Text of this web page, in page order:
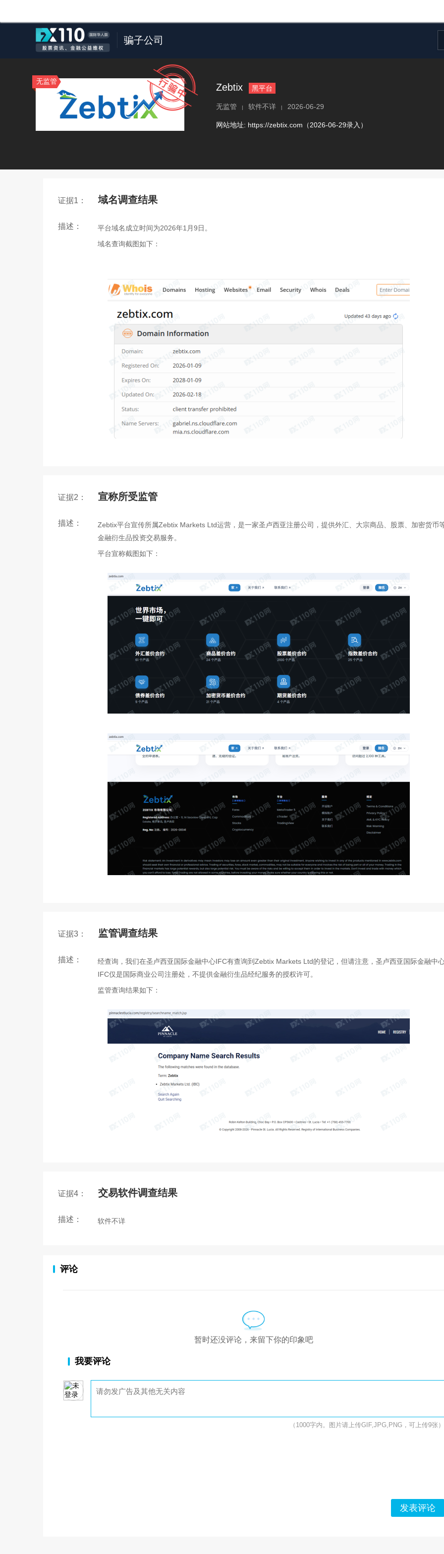
骗子公司
无监管
Zebtix 黑平台
无监管 | 软件不详 | 2026-06-29
网站地址: https://zebtix.com（2026-06-29录入）
证据1： 域名调查结果
描述：
平台域名成立时间为2026年1月9日。
域名查询截图如下：
证据2： 宣称所受监管
描述：
Zebtix平台宣传所属Zebtix Markets Ltd运营，是一家圣卢西亚注册公司，提供外汇、大宗商品、股票、加密货币
金融衍生品投资交易服务。
平台宣称截图如下：
证据3： 监管调查结果
描述：
经查询，我们在圣卢西亚国际金融中心IFC有查询到Zebtix Markets Ltd的登记，但请注意，圣卢西亚国际金融中
IFC仅是国际商业公司注册处，不提供金融衍生品经纪服务的授权许可。
监管查询结果如下：
证据4： 交易软件调查结果
描述： 软件不详
评论
暂时还没评论，来留下你的印象吧
我要评论
（1000字内。图片请上传GIF,JPG,PNG，可上传9张）
发表评论